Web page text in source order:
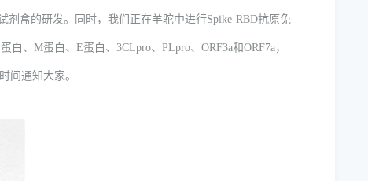
盒的研发。同时，我们正在羊驼中进行Spike-RBD抗原免
、M蛋白、E蛋白、3CLpro、PLpro、ORF3a和ORF7a，
间通知大家。